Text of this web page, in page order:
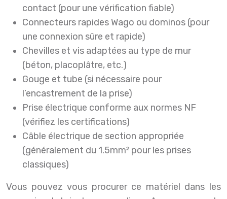
contact (pour une vérification fiable)
Connecteurs rapides Wago ou dominos (pour
une connexion sûre et rapide)
Chevilles et vis adaptées au type de mur
(béton, placoplâtre, etc.)
Gouge et tube (si nécessaire pour
l’encastrement de la prise)
Prise électrique conforme aux normes NF
(vérifiez les certifications)
Câble électrique de section appropriée
(généralement du 1.5mm² pour les prises
classiques)
Vous pouvez vous procurer ce matériel dans les